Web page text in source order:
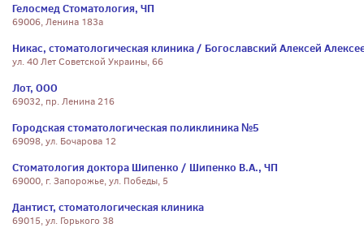
Гелосмед Стоматология, ЧП
69006, Ленина 183а
Никас, стоматологическая клиника / Богославский Алексей
ул. 40 Лет Советской Украины, 66
Лот, ООО
69032, пр. Ленина 216
Городская стоматологическая поликлиника №5
69098, ул. Бочарова 12
Стоматология доктора Шипенко / Шипенко В.А., ЧП
69000, г. Запорожье, ул. Победы, 5
Дантист, стоматологическая клиника
69015, ул. Горького 38